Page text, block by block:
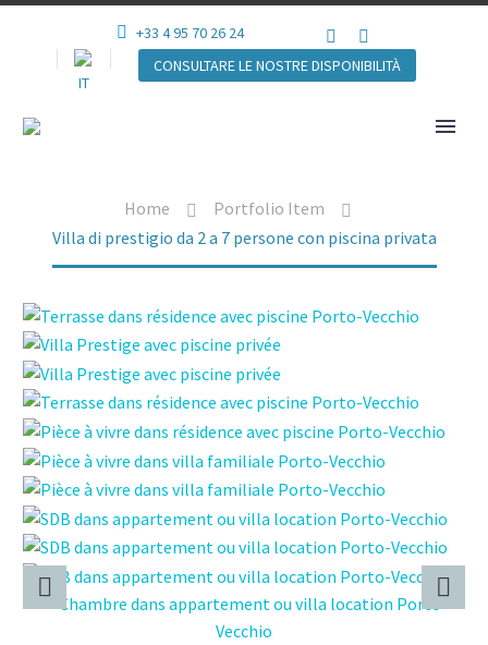
+33 4 95 70 26 24
CONSULTARE LE NOSTRE DISPONIBILITÀ
Home
Portfolio Item
Villa di prestigio da 2 a 7 persone con piscina privata